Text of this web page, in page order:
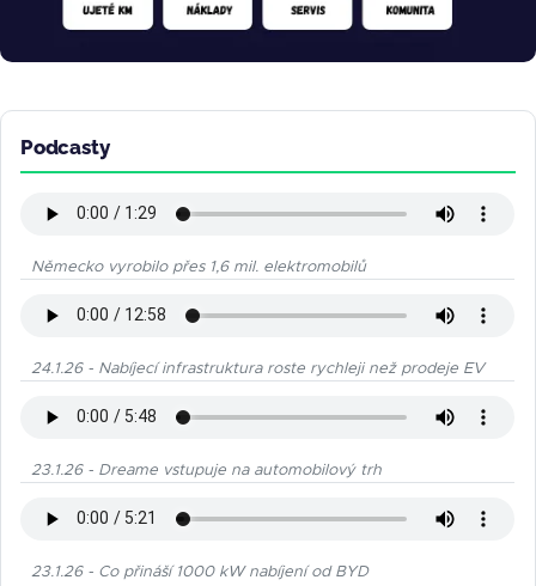
Podcasty
Německo vyrobilo přes 1,6 mil. elektromobilů
24.1.26 - Nabíjecí infrastruktura roste rychleji než prodeje EV
23.1.26 - Dreame vstupuje na automobilový trh
23.1.26 - Co přináší 1000 kW nabíjení od BYD